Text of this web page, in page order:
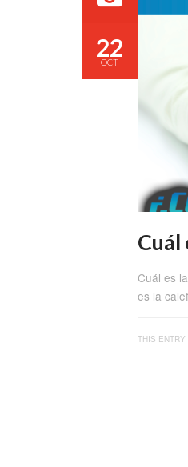
22
OCT
Cuál
Cuál es
es la
THIS